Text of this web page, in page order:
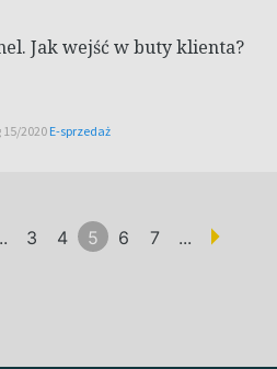
Jak wejść w buty klienta?
2020E-sprzedaż
3 4 5 (aktualna)
6 7 ...